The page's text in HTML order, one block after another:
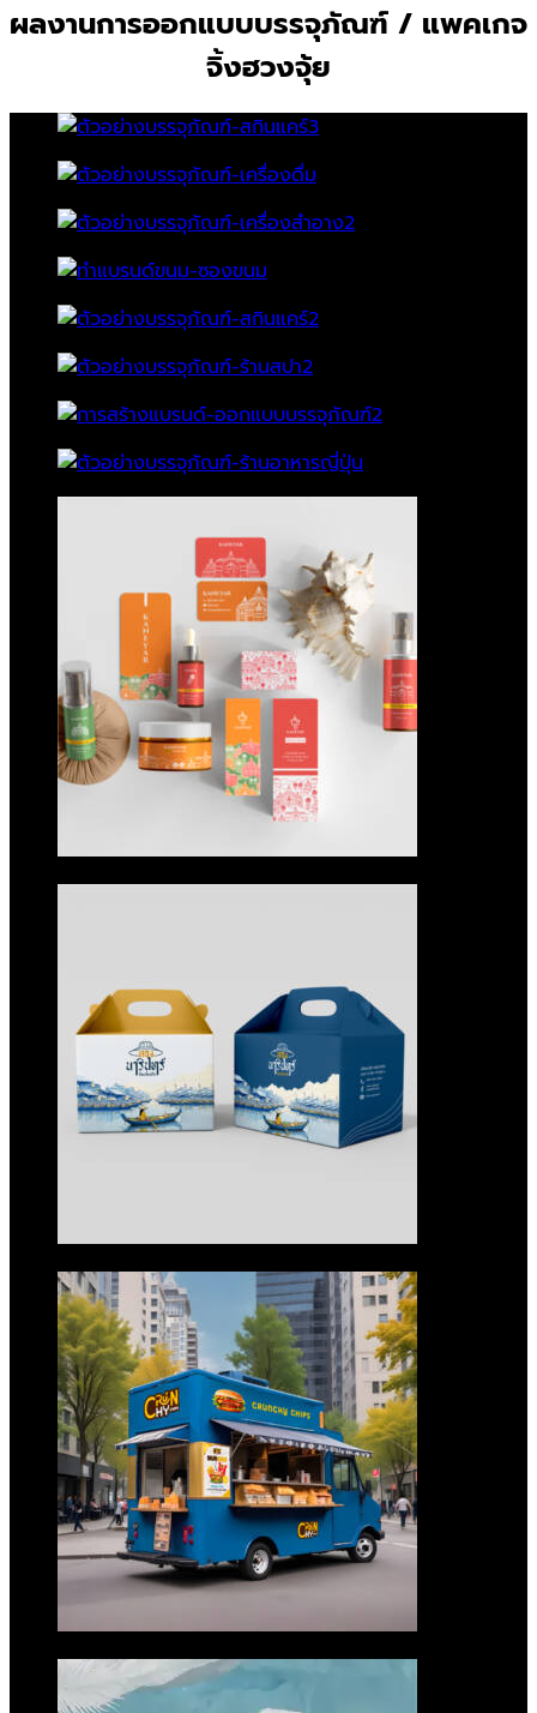
ผลงานการออกแบบบรรจุภัณฑ์ / แพคเกจ
จิ้งฮวงจุ้ย